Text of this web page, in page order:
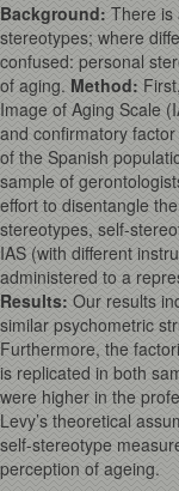
Background: There is
stereotypes; where
confused: personal
of aging. Method:
Image of Aging Scale
and confirmatory
of the Spanish
sample of
effort to disentangle
stereotypes, self-
IAS (with different
administered to a
Results: Our results
similar psychometric
Furthermore, the
is replicated in both
were higher in the
Levy’s theoretical
self-stereotype
perception of ageing.